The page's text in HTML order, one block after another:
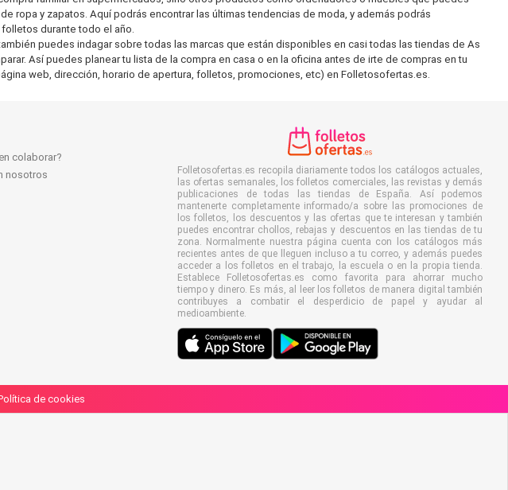
ropa y zapatos. Aquí podrás encontrar las últimas tendencias de moda, y además podrás
durante todo el año.
puedes indagar sobre todas las marcas que están disponibles en casi todas las tiendas de As
Así puedes planear tu lista de la compra en casa o en la oficina antes de irte de compras en tu
web, dirección, horario de apertura, folletos, promociones, etc) en Folletosofertas.es.
colaborar?
nosotros
Folletosofertas.es recopila diariamente todos los catálogos actuales,
las ofertas semanales, los folletos comerciales, las revistas y demás
publicaciones de todas las tiendas de España. Así podemos
mantenerte completamente informado/a sobre las promociones de
los folletos, los descuentos y las ofertas que te interesan y también
puedes encontrar chollos, rebajas y descuentos en las tiendas de tu
zona. Normalmente nuestra página cuenta con los catálogos más
recientes antes de que lleguen incluso a tu correo, y además puedes
acceder a los folletos en el trabajo, la escuela o en la propia tienda.
Establece Folletosofertas.es como favorita para ahorrar mucho
tiempo y dinero. Es más, al leer los folletos de manera digital también
contribuyes a combatir el desperdicio de papel y ayudar al
medioambiente.
de cookies